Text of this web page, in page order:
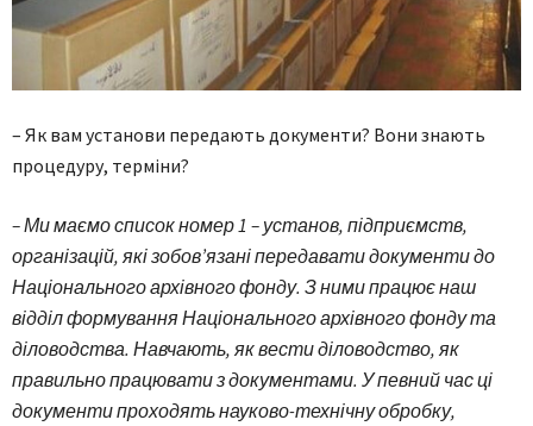
– Як вам установи передають документи? Вони знають
процедуру, терміни?
– Ми маємо список номер 1 – установ, підприємств,
організацій, які зобов’язані передавати документи до
Національного архівного фонду. З ними працює наш
відділ формування Національного архівного фонду та
діловодства. Навчають, як вести діловодство, як
правильно працювати з документами. У певний час ці
документи проходять науково-технічну обробку,